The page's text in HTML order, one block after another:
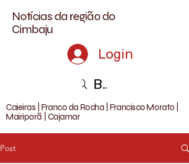
Notícias da região do
Cimbaju
Login
Buscar
Caieiras | Franco da Rocha | Francisco Morato |
Mairiporã | Cajamar
Post